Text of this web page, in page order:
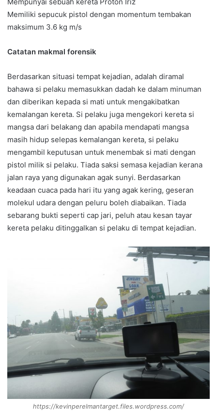
Memiliki sepucuk pistol dengan momentum tembakan
maksimum 3.6 kg m/s
Catatan makmal forensik
Berdasarkan situasi tempat kejadian, adalah diramal
bahawa si pelaku memasukkan dadah ke dalam minuman
dan diberikan kepada si mati untuk mengakibatkan
kemalangan kereta. Si pelaku juga mengekori kereta si
mangsa dari belakang dan apabila mendapati mangsa
masih hidup selepas kemalangan kereta, si pelaku
mengambil keputusan untuk menembak si mati dengan
pistol milik si pelaku. Tiada saksi semasa kejadian kerana
jalan raya yang digunakan agak sunyi. Berdasarkan
keadaan cuaca pada hari itu yang agak kering, geseran
molekul udara dengan peluru boleh diabaikan. Tiada
sebarang bukti seperti cap jari, peluh atau kesan tayar
kereta pelaku ditinggalkan si pelaku di tempat kejadian.
https://kevinperelmantarget.files.wordpress.com/